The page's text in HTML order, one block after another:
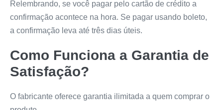
Relembrando, se você pagar pelo cartão de crédito a
confirmação acontece na hora. Se pagar usando boleto,
a confirmação leva até três dias úteis.
Como Funciona a Garantia de
Satisfação?
O fabricante oferece garantia ilimitada a quem comprar o